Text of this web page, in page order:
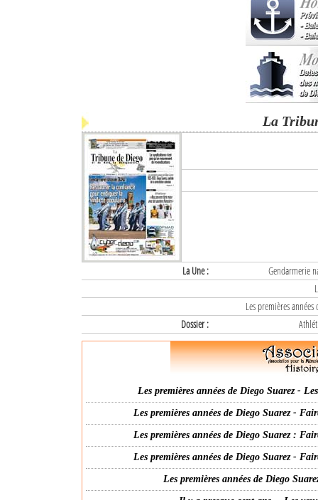
La
La Une :
Gendarmerie
Les premières
Dossier :
Les premières années de Diego Suarez -
Les premières années de Diego Suarez -
Les premières années de Diego Suarez :
Les premières années de Diego Suarez -
Les premières années de Diego